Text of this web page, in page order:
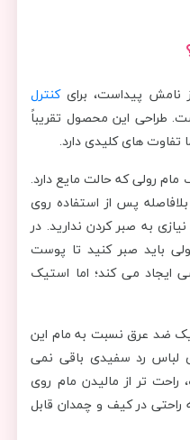
نامش پیداست، برایکنترل
طراحی این محصول تقریباً
تفاوت های کلیدی دارد.
رولی که حالت مایع دارد.
پس از استفاده روی
به صبر کردن ندارید. در
باید صبر کنید تا پوست
می کند؛ اما استیک
ضد عرق نسبت به مام این
لباس رد سفیدی باقی نمی
راحت تر از مالیدن مام روی
در کیف و چمدان قابل